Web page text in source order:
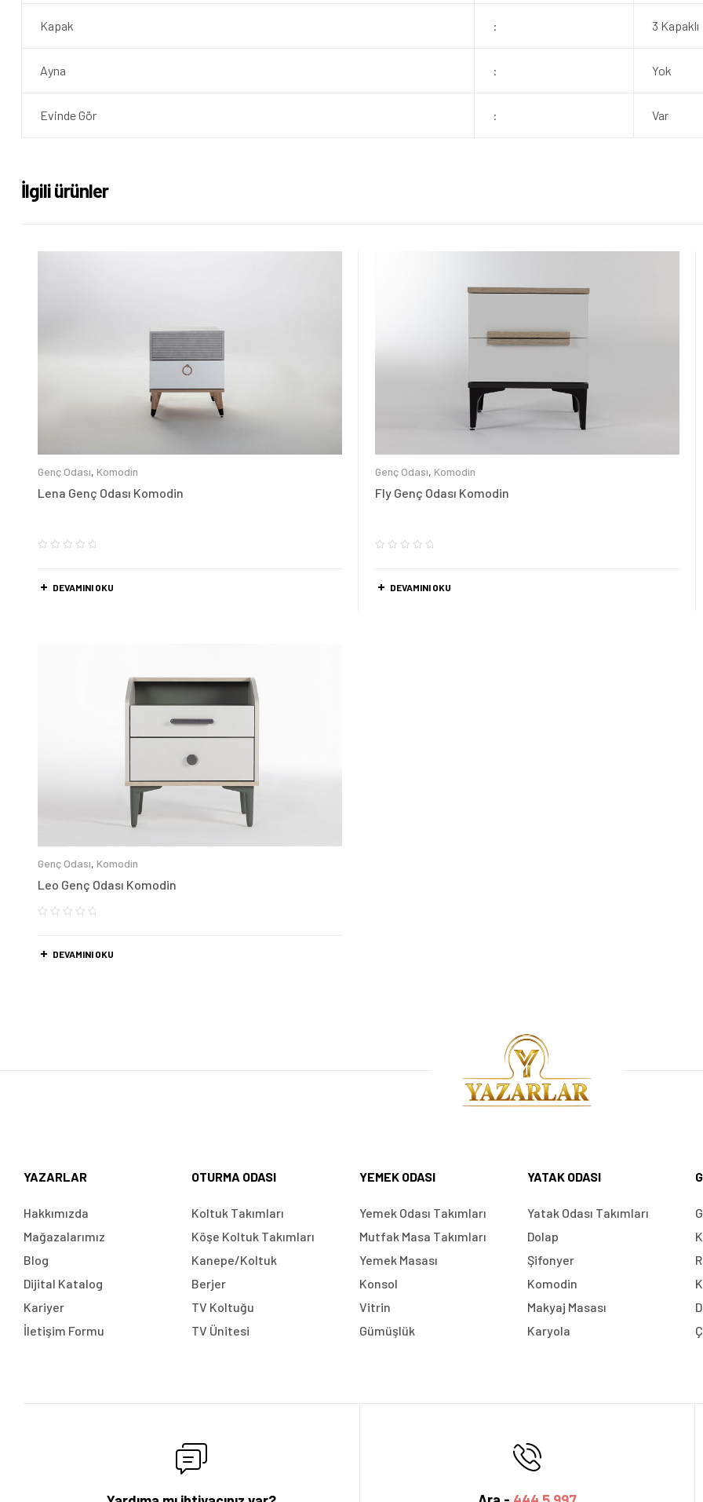
Kapak : 3 Kapaklı
Ayna : Yok
Evinde Gör : Var
İlgili ürünler
Genç Odası, Komodin
Lena Genç Odası Komodin
DEVAMINI OKU
Genç Odası, Komodin
Fly Genç Odası Komodin
DEVAMINI OKU
Genç Odası, Komodin
Leo Genç Odası Komodin
DEVAMINI OKU
YAZARLAR
Hakkımızda
Mağazalarımız
Blog
Dijital Katalog
Kariyer
İletişim Formu
OTURMA ODASI
Koltuk Takımları
Köşe Koltuk Takımları
Kanepe/Koltuk
Berjer
TV Koltuğu
TV Ünitesi
YEMEK ODASI
Yemek Odası Takımları
Mutfak Masa Takımları
Yemek Masası
Konsol
Vitrin
Gümüşlük
YATAK ODASI
Yatak Odası Takımları
Dolap
Şifonyer
Komodin
Makyaj Masası
Karyola